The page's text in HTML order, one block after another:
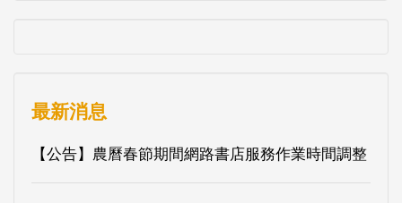
最新消息
【公告】農曆春節期間網路書店服務作業時間調整